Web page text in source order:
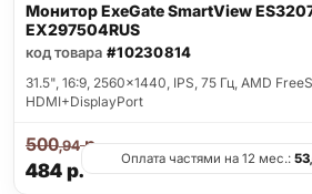
Монитор ExeGate SmartView
EX297504RUS
код товара #10230814
31.5", 16:9, 2560x1440, IPS, 75 Гц, AMD
HDMI+DisplayPort
484р.
500,94р.
Оплата частями на 12 мес.:53